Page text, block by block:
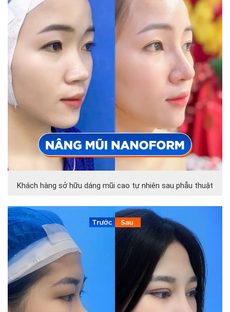
Khách hàng sở hữu dáng mũi cao tự nhiên sau phẫu thuật